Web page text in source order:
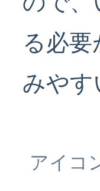
る必
みやす
アイコ